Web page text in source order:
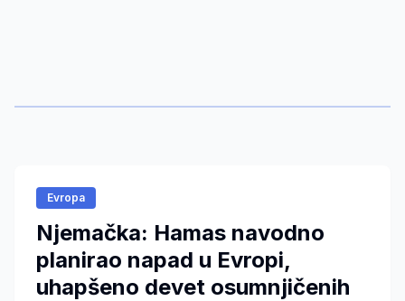
Evropa
Njemačka: Hamas navodno
planirao napad u Evropi,
uhapšeno devet osumnjičenih